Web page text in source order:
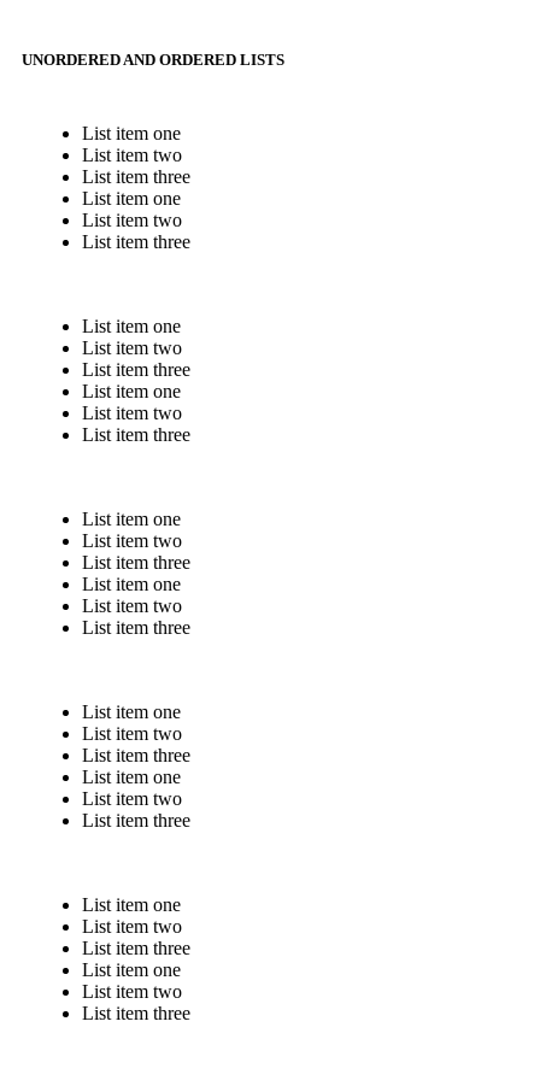
UNORDERED AND ORDERED LISTS
List item one
List item two
List item three
List item one
List item two
List item three
List item one
List item two
List item three
List item one
List item two
List item three
List item one
List item two
List item three
List item one
List item two
List item three
List item one
List item two
List item three
List item one
List item two
List item three
List item one
List item two
List item three
List item one
List item two
List item three